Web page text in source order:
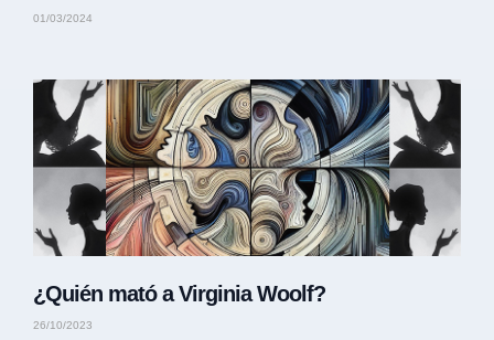
01/03/2024
¿Quién mató a Virginia Woolf?
26/10/2023